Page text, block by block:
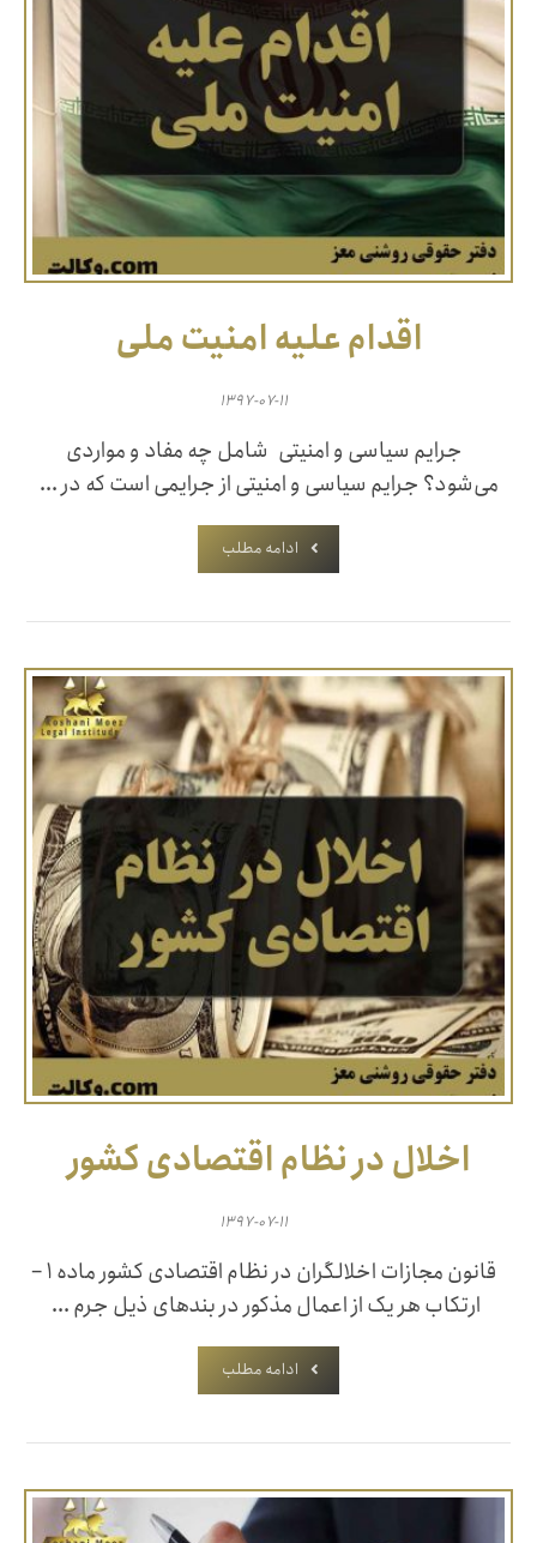
اقدام علیه امنیت ملی
۱۳۹۷-۰۷-۱۱
جرایم سیاسی و امنیتی شامل چه مفاد و مواردی
می‌شود؟ جرایم سیاسی و امنیتی از جرایمی است که در ...
ادامه مطلب
اخلال در نظام اقتصادی كشور
۱۳۹۷-۰۷-۱۱
قانون مجازات اخلالگران در نظام اقتصادی کشور ‌ماده ۱ –
ارتکاب هر یک از اعمال مذکور در بندهای ذیل جرم ...
ادامه مطلب